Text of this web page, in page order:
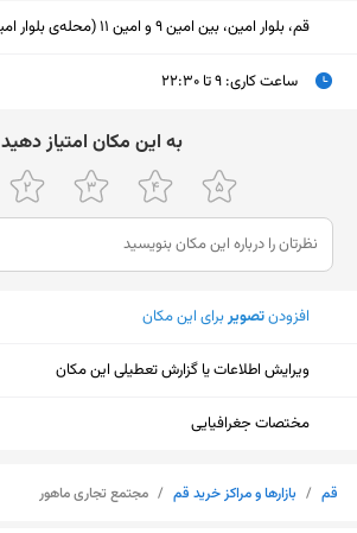
قم، بلوار امین، بین امین 9 و امین 11 (محله‌ی بلوار امین و ساحلی)
ساعت کاری: ۹ تا ۲۲:۳۰
سه‌شنبه
چهارشنبه
پنجشنبه
جمعه
شنبه
ﺑﻪ اﯾﻦ ﻣﮑﺎن اﻣﺘﯿﺎز دﻫﯿﺪ
افزودنتصویربرای این مکان
ویرایش اطلاعات یا گزارش تعطیلی این مکان
مختصات جغرافیایی
قم / بازارها و مراکز خرید قم / مجتمع تجاری ماهور